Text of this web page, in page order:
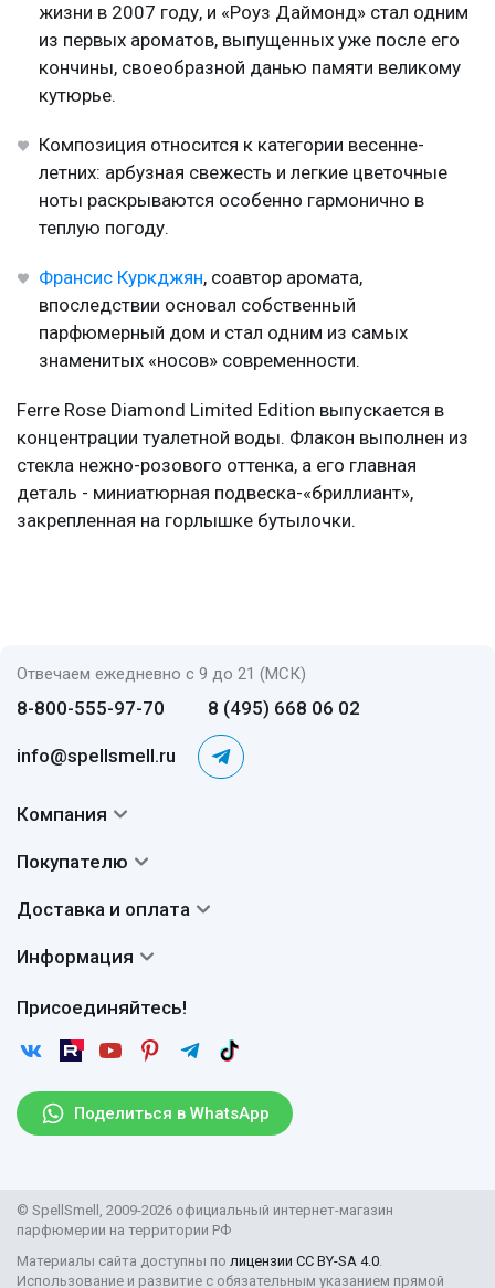
жизни в 2007 году, и «Роуз Даймонд» стал одним
из первых ароматов, выпущенных уже после его
кончины, своеобразной данью памяти великому
кутюрье.
Композиция относится к категории весенне-
летних: арбузная свежесть и легкие цветочные
ноты раскрываются особенно гармонично в
теплую погоду.
Франсис Куркджян, соавтор аромата,
впоследствии основал собственный
парфюмерный дом и стал одним из самых
знаменитых «носов» современности.
Ferre Rose Diamond Limited Edition выпускается в
концентрации туалетной воды. Флакон выполнен из
стекла нежно-розового оттенка, а его главная
деталь - миниатюрная подвеска-«бриллиант»,
закрепленная на горлышке бутылочки.
Отвечаем ежедневно с 9 до 21 (МСК)
8-800-555-97-70 8 (495) 668 06 02
info@spellsmell.ru
Поделиться в WhatsApp
Присоединяйтесь!
Компания
Авторы
Сертификаты
Покупателю
Вопросы и ответы
Отзывы
Рассылка
Доставка и оплата
Доставка
Возврат
Информация
Пользовательское соглашение
Защита персональных данных
Правила продажи товаров (Постановление Правительства
Поставщикам
© SpellSmell, 2009-2026 официальный интернет-магазин
парфюмерии на территории РФ
Материалы сайта доступны по лицензии CC BY-SA 4.0.
Использование и развитие с обязательным указанием прямой